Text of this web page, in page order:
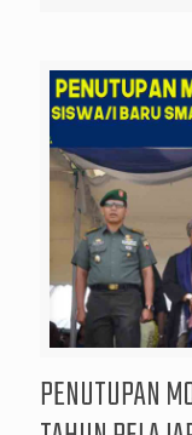
PENUTUPAN